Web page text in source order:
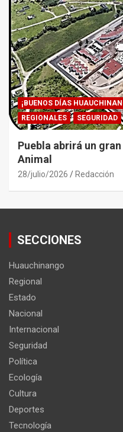
¡BUENOS DÍAS
REGIONALES
SEGURIDAD
Puebla abrirá un
Animal
28/julio/2026 Redacción
SECCIONES
Huauchinango
Regional
Estado
Nacional
Internacional
Seguridad
Política
Ecología
Cultura
Deportes
Tecnología